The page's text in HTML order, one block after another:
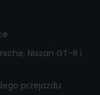
Nissan GT-R i
przejazdu